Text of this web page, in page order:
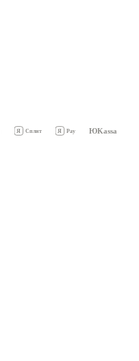
Я Сплит Я Pay ЮKassa